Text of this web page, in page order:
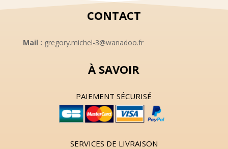
CONTACT
Mail : gregory.michel-3@wanadoo.fr
À SAVOIR
PAIEMENT SÉCURISÉ
SERVICES DE LIVRAISON